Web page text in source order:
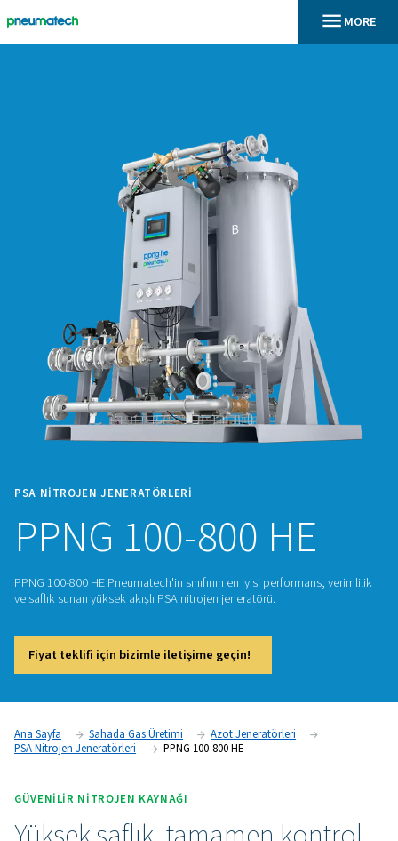
PPNG 100-800 HE
PPNG 100-800 HE Pneumatech'in sınıfının en iyisi
ve saflık sunan yüksek akışlı PSA nitrojen jeneratörü.
Fiyat teklifi için bizimle iletişime geçin!